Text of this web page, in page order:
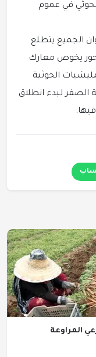
في عموم
الجميع يتطلع
يخوص معارك
الحوثية
لبدء انطلاق
المراوعة